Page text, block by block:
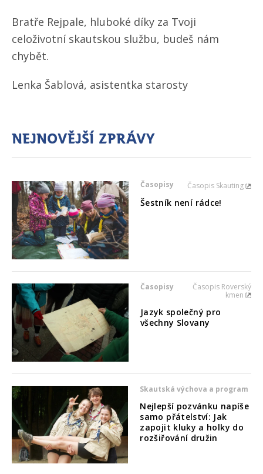
Bratře Rejpale, hluboké díky za Tvoji
celoživotní skautskou službu, budeš nám
chybět.
Lenka Šablová, asistentka starosty
Nejnovější zprávy
Časopisy Časopis Skauting
Šestník není rádce!
Časopisy
Časopis Roverský
kmen
Jazyk společný pro
všechny Slovany
Skautská výchova a program
Nejlepší pozvánku napíše
samo přátelství: Jak
zapojit kluky a holky do
rozšiřování družin